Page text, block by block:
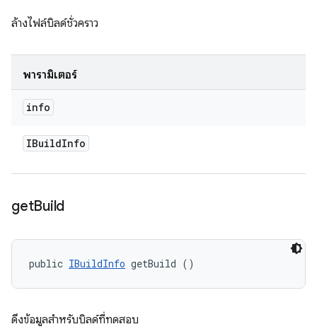
ล้างไฟล์บิลด์ชั่วคราว
พารามิเตอร์
info
IBuildInfo
getBuild
public IBuildInfo getBuild ()
ดึงข้อมูลสําหรับบิลด์ที่ทดสอบ